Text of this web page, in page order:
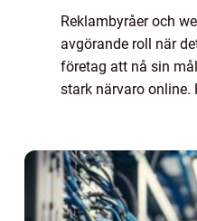
Reklambyråer och
avgörande roll när
företag att nå sin
stark närvaro online.